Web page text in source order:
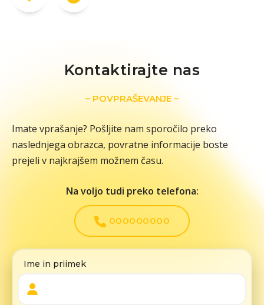
Kontaktirajte nas
– POVPRAŠEVANJE –
Imate vprašanje? Pošljite nam sporočilo preko
naslednjega obrazca, povratne informacije boste
prejeli v najkrajšem možnem času.
Na voljo tudi preko telefona:
000000000
Ime in priimek